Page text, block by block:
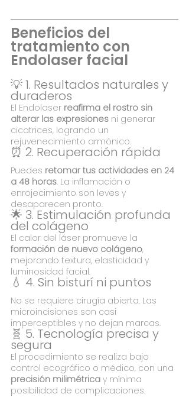
Beneficios del
tratamiento con
Endolaser facial
💡 1. Resultados naturales y
duraderos
El Endolaser reafirma el rostro sin
alterar las expresiones ni generar
cicatrices, logrando un
rejuvenecimiento armónico.
⏰ 2. Recuperación rápida
Puedes retomar tus actividades en 24
a 48 horas. La inflamación o
enrojecimiento son leves y
desaparecen pronto.
🌟 3. Estimulación profunda
del colágeno
El calor del láser promueve la
formación de nuevo colágeno,
mejorando textura, elasticidad y
luminosidad facial.
💧 4. Sin bisturí ni puntos
No se requiere cirugía abierta. Las
microincisiones son casi
imperceptibles y no dejan marcas.
🧬 5. Tecnología precisa y
segura
El procedimiento se realiza bajo
control ecográfico o médico, con una
precisión milimétrica y mínima
posibilidad de complicaciones.